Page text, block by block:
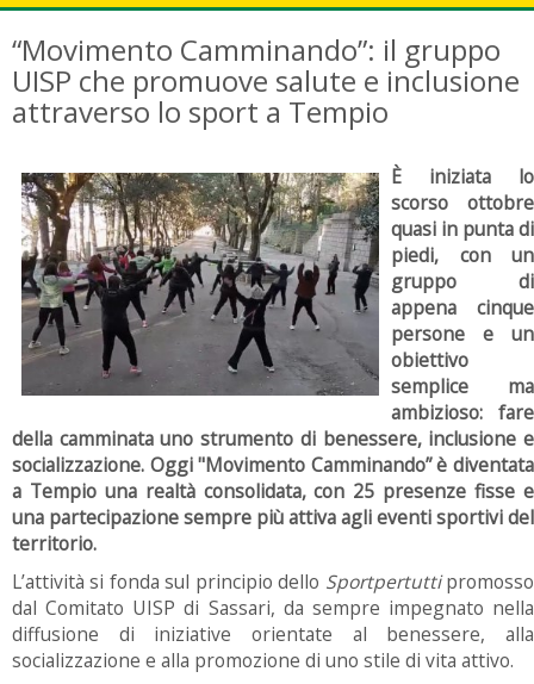
“Movimento Camminando”: il gruppo
UISP che promuove salute e inclusione
attraverso lo sport a Tempio
È iniziata lo
scorso ottobre
quasi in punta di
piedi, con un
gruppo di
appena cinque
persone e un
obiettivo
semplice ma
ambizioso: fare
della camminata uno strumento di benessere, inclusione e
socializzazione. Oggi "Movimento Camminando” è diventata
a Tempio una realtà consolidata, con 25 presenze fisse e
una partecipazione sempre più attiva agli eventi sportivi del
territorio.
L’attività si fonda sul principio dello Sportpertuttipromosso
dal Comitato UISP di Sassari, da sempre impegnato nella
diffusione di iniziative orientate al benessere, alla
socializzazione e alla promozione di uno stile di vita attivo.